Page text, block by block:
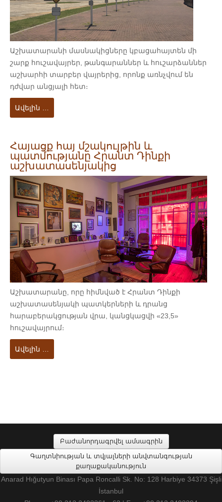
Աշխատարանի մասնակիցները կբացահայտեն մի
շարք հուշավայրեր, թանգարաններ և հուշարձաններ
աշխարհի տարբեր վայրերից, որոնք առնչվում են
դժվար անցյալի հետ։
Ավելին …
Հայացք հայ մշակույթին և
պատմությանը Հրանտ Դինքի
աշխատասենյակից
Աշխատարանը, որը հիմնված է Հրանտ Դինքի
աշխատասենյակի պատկերների և դրանց
հարաբերակցության վրա, կանցկացվի «23,5»
հուշավայրում։
Ավելին …
Բաժանորդագրվել ամսագրին
Գաղտնիության և տվյալների անվտանգության
քաղաքականություն
Anarad Hığutyun Binası Papa Roncalli Sk. No: 128 Harbiye 34373 Şişli
İstanbul